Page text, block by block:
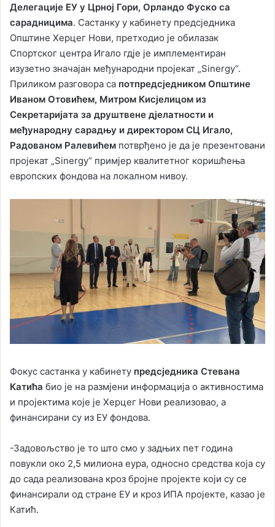
Делегације ЕУ у Црној Гори, Орландо Фуско са
сарадницима. Састанку у кабинету предсједника
Општине Херцег Нови, претходио је обилазак
Спортског центра Игало гдје је имплементиран
изузетно значајан међународни пројекат „Sinergy“.
Приликом разговора са потпредсједником Општине
Иваном Отовићем, Митром Кисјелицом из
Секретаријата за друштвене дјелатности и
међународну сарадњу и директором СЦ Игало,
Радованом Ралевићем потврђено је да је презентовани
пројекат „Sinergy“ примјер квалитетног коришћења
европских фондова на локалном нивоу.
Фокус састанка у кабинету предсједника Стевана
Катића био је на размјени информација о активностима
и пројектима које је Херцег Нови реализовао, а
финансирани су из ЕУ фондова.
-Задовољство је то што смо у задњих пет година
повукли око 2,5 милиона еура, односно средства која су
до сада реализована кроз бројне пројекте који су се
финансирали од стране ЕУ и кроз ИПА пројекте, казао је
Катић.